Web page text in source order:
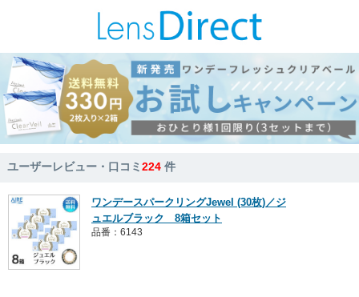
ユーザーレビュー・口コミ224 件
ワンデースパークリングJewel (30枚)／ジ
ュエルブラック 8箱セット
品番：6143